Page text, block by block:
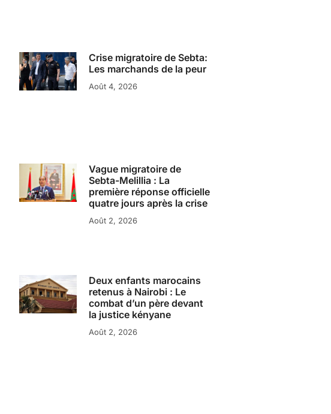
Crise migratoire de Sebta:
Les marchands de la peur
Août 4, 2026
Vague migratoire de
Sebta-Melillia : La
première réponse officielle
quatre jours après la crise
Août 2, 2026
Deux enfants marocains
retenus à Nairobi : Le
combat d’un père devant
la justice kényane
Août 2, 2026